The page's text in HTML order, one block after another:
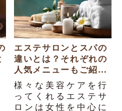
エステサロンとスパの
違いとは？それぞれの
人気メニューもご紹
介！
様々な美容ケアを行
ってくれるエステサ
ロンは女性を中心に